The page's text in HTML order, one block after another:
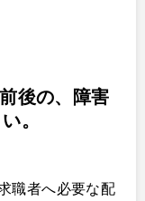
後の、障害
。
職者へ必要な配